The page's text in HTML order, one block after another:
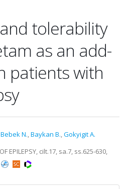
tolerability
as an add-
patients with
Bebek N.,Baykan B.,Gokyigit A.
EPILEPSY, cilt.17, sa.7, ss.625-630,